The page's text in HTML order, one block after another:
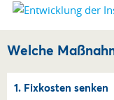
Welche
1. Fixkosten senken